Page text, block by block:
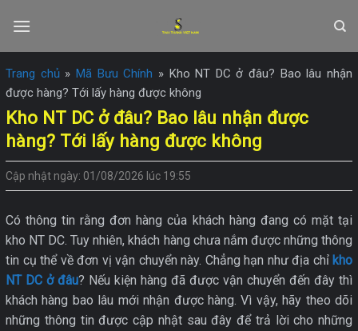
content
Trang chủ» Mã Bưu Chính » Kho NT DC ở đâu? Bao lâu nhận
được hàng? Tới lấy hàng được không
Kho NT DC ở đâu? Bao lâu nhận được
hàng? Tới lấy hàng được không
Cập nhật ngày: 01/08/2026 lúc 19:55
Có thông tin rằng đơn hàng của khách hàng đang có mặt tại
kho NT DC. Tuy nhiên, khách hàng chưa nắm được những thông
tin cụ thể về đơn vị vận chuyển này. Chẳng hạn như địa chỉ kho
NT DC ở đâu? Nếu kiện hàng đã được vận chuyển đến đây thì
khách hàng bao lâu mới nhận được hàng. Vì vậy, hãy theo dõi
những thông tin được cập nhật sau đây để trả lời cho những